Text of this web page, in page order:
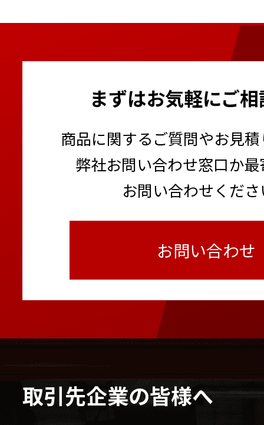
まずはお気軽にご
商品に関するご質問やお見
弊社お問い合わせ窓口か
お問い合わせくだ
お問い合わせ
取引先企業の皆様へ